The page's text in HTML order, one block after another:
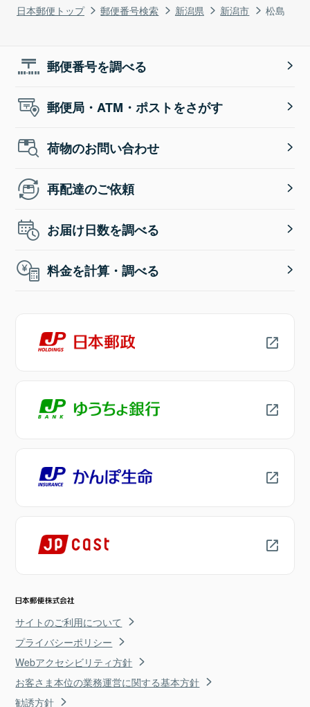
日本郵便トップ 郵便番号検索 新潟県 新潟市 松島
郵便番号を調べる
郵便局・ATM・ポストをさがす
荷物のお問い合わせ
再配達のご依頼
お届け日数を調べる
料金を計算・調べる
サイトのご利用について
プライバシーポリシー
Webアクセシビリティ方針
お客さま本位の業務運営に関する基本方針
勧誘方針